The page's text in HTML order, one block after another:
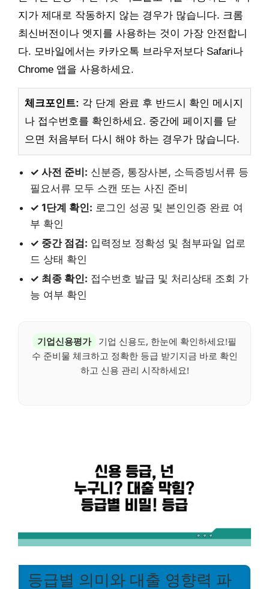
지가 제대로 작동하지 않는 경우가 많습니다. 크롬
최신버전이나 엣지를 사용하는 것이 가장 안전합니
다. 모바일에서는 카카오톡 브라우저보다 Safari나
Chrome 앱을 사용하세요.
체크포인트: 각 단계 완료 후 반드시 확인 메시지
나 접수번호를 확인하세요. 중간에 페이지를 닫
으면 처음부터 다시 해야 하는 경우가 많습니다.
✓ 사전 준비: 신분증, 통장사본, 소득증빙서류 등
필요서류 모두 스캔 또는 사진 준비
✓ 1단계 확인: 로그인 성공 및 본인인증 완료 여
부 확인
✓ 중간 점검: 입력정보 정확성 및 첨부파일 업로
드 상태 확인
✓ 최종 확인: 접수번호 발급 및 처리상태 조회 가
능 여부 확인
기업신용평가
기업 신용도, 한눈에 확인하세요!필
수 준비물 체크하고 정확한 등급 받기지금 바로 확인
하고 신용 관리 시작하세요!
등급별 의미와 대출 영향력 파